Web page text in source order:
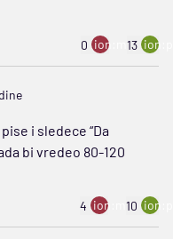
0 ion:minus
13
i sledece “Da
bi vredeo 80-120
4 ion:minus
10